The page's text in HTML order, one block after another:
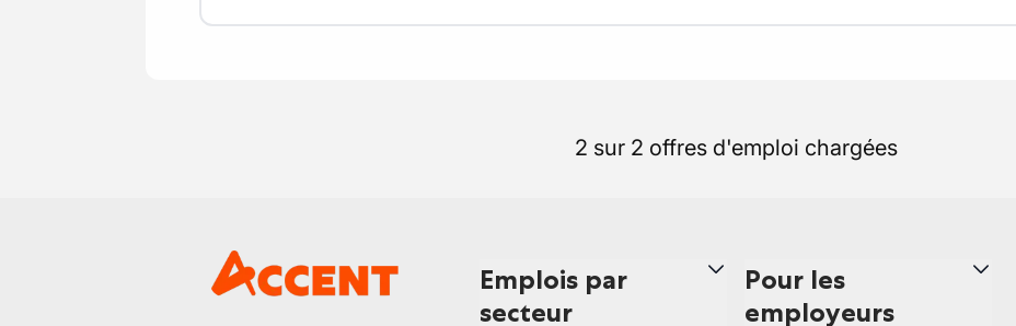
2 sur 2 offres d'emploi chargées
Emplois par
secteur
Pour les
employeurs